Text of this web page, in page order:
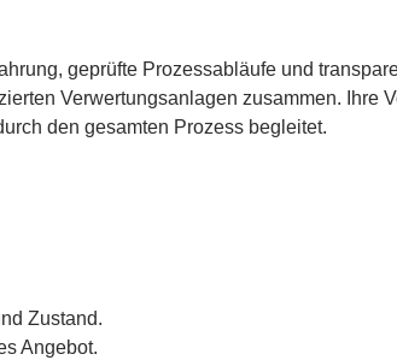
geprüfte Prozessabläufe und
Verwertungsanlagen zusammen. Ihre
den gesamten Prozess begleitet.
Zustand.
Angebot.